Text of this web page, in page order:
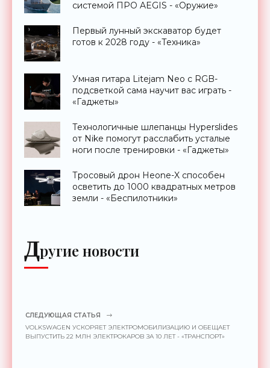
системой ПРО AEGIS - «Оружие»
Первый лунный экскаватор будет
готов к 2028 году - «Техника»
Умная гитара Litejam Neo с RGB-
подсветкой сама научит вас играть -
«Гаджеты»
Технологичные шлепанцы Hyperslides
от Nike помогут расслабить усталые
ноги после тренировки - «Гаджеты»
Тросовый дрон Heone-X способен
осветить до 1000 квадратных метров
земли - «Беспилотники»
Другие новости
СЛЕДУЮЩАЯ СТАТЬЯ
VOLKSWAGEN УСКОРЯЕТ ЭЛЕКТРОМОБИЛИЗАЦИЮ И ОБЕЩАЕТ
ВЫПУСТИТЬ 22 МЛН ЭЛЕКТРОКАРОВ ЗА 10 ЛЕТ - «ТРАНСПОРТ»